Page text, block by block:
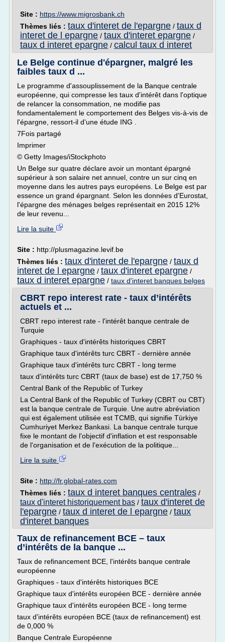
Site : https://www.migrosbank.ch
Thèmes liés : taux d'interet de l'epargne / taux d
interet de l epargne / taux d'interet epargne /
taux d interet epargne / calcul taux d interet
Le Belge continue d'épargner, malgré les
faibles taux d ...
Le programme d'assouplissement de la Banque centrale
européenne, qui compresse les taux d'intérêt dans l'optique
de relancer la consommation, ne modifie pas
fondamentalement le comportement des Belges vis-à-vis de
l'épargne, ressort-il d'une étude ING .
7Fois partagé
Imprimer
© Getty Images/iStockphoto
Un Belge sur quatre déclare avoir un montant épargné
supérieur à son salaire net annuel, contre un sur cinq en
moyenne dans les autres pays européens. Le Belge est par
essence un grand épargnant. Selon les données d'Eurostat,
l'épargne des ménages belges représentait en 2015 12%
de leur revenu...
Lire la suite
Site : http://plusmagazine.levif.be
Thèmes liés : taux d'interet de l'epargne / taux d
interet de l epargne / taux d'interet epargne /
taux d interet epargne / taux d'interet banques belges
CBRT repo interest rate - taux d’intérêts
actuels et ...
CBRT repo interest rate - l'intérêt banque centrale de
Turquie
Graphiques - taux d'intérêts historiques CBRT
Graphique taux d'intérêts turc CBRT - dernière année
Graphique taux d'intérêts turc CBRT - long terme
taux d'intérêts turc CBRT (taux de base) est de 17,750 %
Central Bank of the Republic of Turkey
La Central Bank of the Republic of Turkey (CBRT ou CBT)
est la banque centrale de Turquie. Une autre abréviation
qui est également utilisée est TCMB, qui signifie Türkiye
Cumhuriyet Merkez Bankasi. La banque centrale turque
fixe le montant de l'objectif d'inflation et est responsable
de l'organisation et de l'exécution de la politique...
Lire la suite
Site : http://fr.global-rates.com
Thèmes liés : taux d interet banques centrales /
taux d'interet historiquement bas / taux d'interet de
l'epargne / taux d interet de l epargne / taux
d'interet banques
Taux de refinancement BCE – taux
d’intérêts de la banque ...
Taux de refinancement BCE, l'intérêts banque centrale
européenne
Graphiques - taux d'intérêts historiques BCE
Graphique taux d'intérêts européen BCE - dernière année
Graphique taux d'intérêts européen BCE - long terme
taux d'intérêts européen BCE (taux de refinancement) est
de 0,000 %
Banque Centrale Européenne